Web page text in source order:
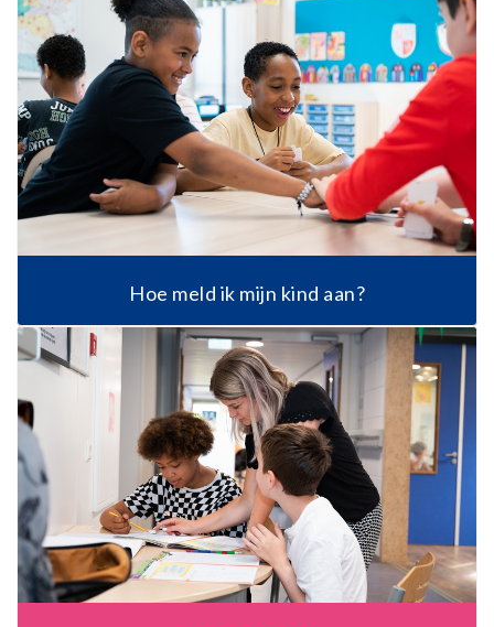
Hoe meld ik mijn kind aan?